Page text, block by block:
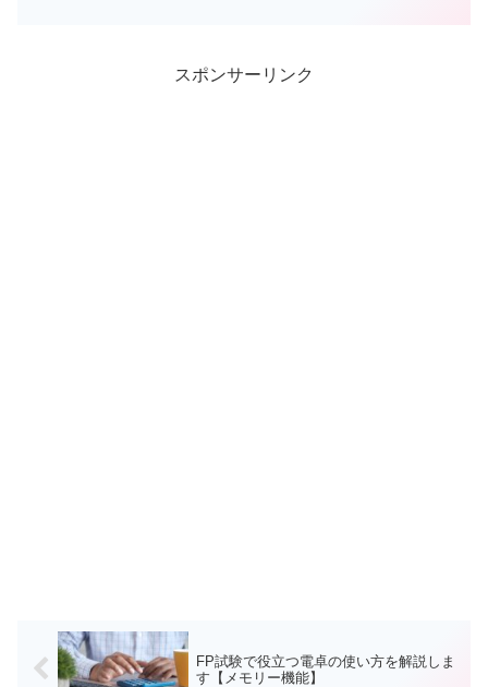
スポンサーリンク
FP試験で役立つ電卓の使い方を解説しま
す【メモリー機能】